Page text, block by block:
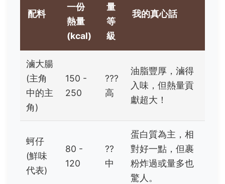
配料
一份
熱量
(kcal)
量
等
級
我的真心話
滷大腸
(主角
中的主
角)
150 -
250
???
高
油脂豐厚，滷得
入味，但熱量貢
獻超大！
蚵仔
(鮮味
代表)
80 -
120
??
中
蛋白質為主，相
對好一點，但裹
粉炸過或量多也
驚人。